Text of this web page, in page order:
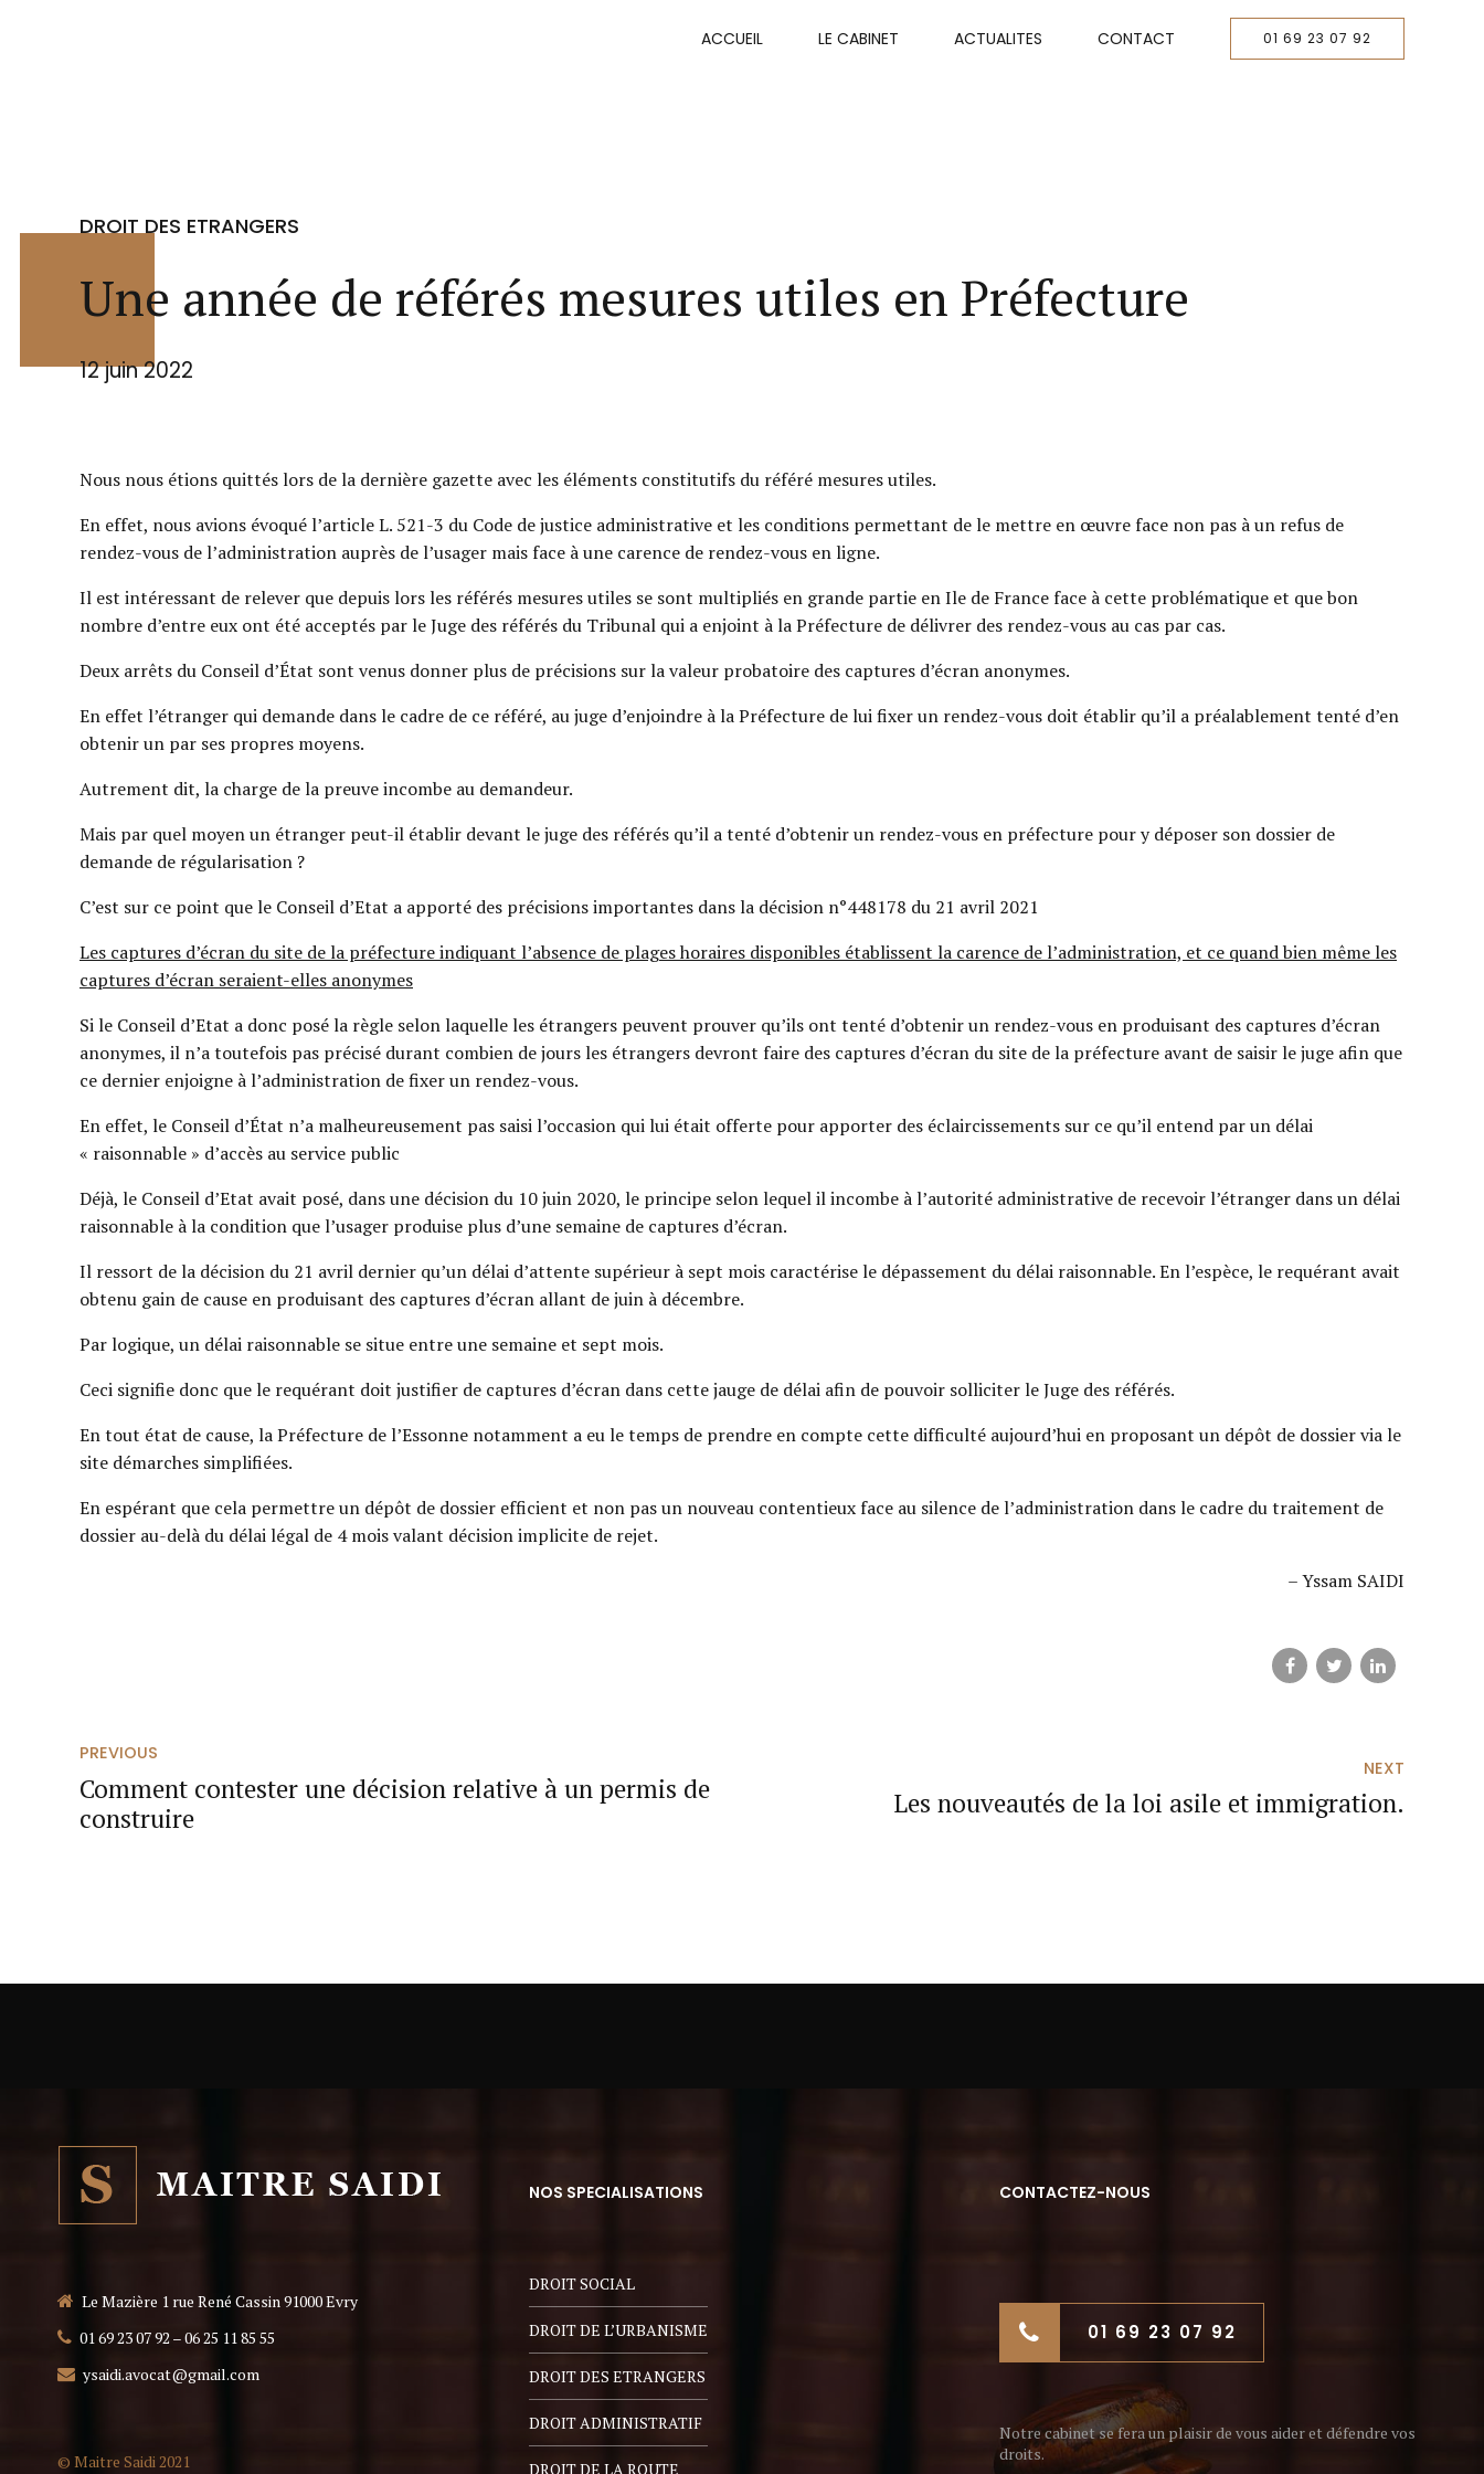
01 69 23 07 92
ACCUEIL LE CABINET ACTUALITES CONTACT
DROIT DES ETRANGERS
Une année de référés mesures utiles en Préfecture
12 juin 2022
Nous nous étions quittés lors de la dernière gazette avec les éléments constitutifs du référé mesures utiles.
En effet, nous avions évoqué l’article L. 521-3 du Code de justice administrative et les conditions permettant de le mettre en œuvre face non pas à un refus de
rendez-vous de l’administration auprès de l’usager mais face à une carence de rendez-vous en ligne.
Il est intéressant de relever que depuis lors les référés mesures utiles se sont multipliés en grande partie en Ile de France face à cette problématique et que bon
nombre d’entre eux ont été acceptés par le Juge des référés du Tribunal qui a enjoint à la Préfecture de délivrer des rendez-vous au cas par cas.
Deux arrêts du Conseil d’État sont venus donner plus de précisions sur la valeur probatoire des captures d’écran anonymes.
En effet l’étranger qui demande dans le cadre de ce référé, au juge d’enjoindre à la Préfecture de lui fixer un rendez-vous doit établir qu’il a préalablement tenté d’en
obtenir un par ses propres moyens.
Autrement dit, la charge de la preuve incombe au demandeur.
Mais par quel moyen un étranger peut-il établir devant le juge des référés qu’il a tenté d’obtenir un rendez-vous en préfecture pour y déposer son dossier de
demande de régularisation ?
C’est sur ce point que le Conseil d’Etat a apporté des précisions importantes dans la décision n°448178 du 21 avril 2021
Les captures d’écran du site de la préfecture indiquant l’absence de plages horaires disponibles établissent la carence de l’administration, et ce quand bien même les
captures d’écran seraient-elles anonymes
Si le Conseil d’Etat a donc posé la règle selon laquelle les étrangers peuvent prouver qu’ils ont tenté d’obtenir un rendez-vous en produisant des captures d’écran
anonymes, il n’a toutefois pas précisé durant combien de jours les étrangers devront faire des captures d’écran du site de la préfecture avant de saisir le juge afin que
ce dernier enjoigne à l’administration de fixer un rendez-vous.
En effet, le Conseil d’État n’a malheureusement pas saisi l’occasion qui lui était offerte pour apporter des éclaircissements sur ce qu’il entend par un délai
« raisonnable » d’accès au service public
Déjà, le Conseil d’Etat avait posé, dans une décision du 10 juin 2020, le principe selon lequel il incombe à l’autorité administrative de recevoir l’étranger dans un délai
raisonnable à la condition que l’usager produise plus d’une semaine de captures d’écran.
Il ressort de la décision du 21 avril dernier qu’un délai d’attente supérieur à sept mois caractérise le dépassement du délai raisonnable. En l’espèce, le requérant avait
obtenu gain de cause en produisant des captures d’écran allant de juin à décembre.
Par logique, un délai raisonnable se situe entre une semaine et sept mois.
Ceci signifie donc que le requérant doit justifier de captures d’écran dans cette jauge de délai afin de pouvoir solliciter le Juge des référés.
En tout état de cause, la Préfecture de l’Essonne notamment a eu le temps de prendre en compte cette difficulté aujourd’hui en proposant un dépôt de dossier via le
site démarches simplifiées.
En espérant que cela permettre un dépôt de dossier efficient et non pas un nouveau contentieux face au silence de l’administration dans le cadre du traitement de
dossier au-delà du délai légal de 4 mois valant décision implicite de rejet.
– Yssam SAIDI
PREVIOUS
Comment contester une décision relative à un permis de
construire
NEXT
Les nouveautés de la loi asile et immigration.
Le Mazière 1 rue René Cassin 91000 Evry
01 69 23 07 92 – 06 25 11 85 55
ysaidi.avocat@gmail.com
© Maitre Saidi 2021
NOS SPECIALISATIONS
DROIT SOCIAL
DROIT DE L’URBANISME
DROIT DES ETRANGERS
DROIT ADMINISTRATIF
DROIT DE LA ROUTE
CONTACTEZ-NOUS
01 69 23 07 92
Notre cabinet se fera un plaisir de vous aider et défendre vos
droits.